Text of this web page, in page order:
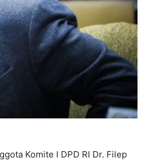
Komite I DPD RI Dr. Filep